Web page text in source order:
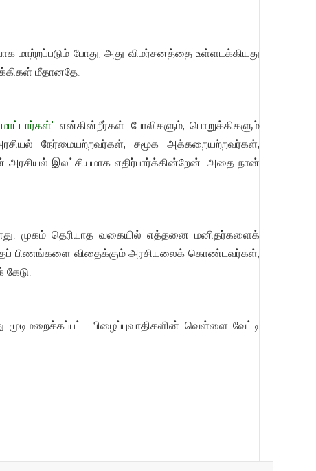
மாற்றப்படும் போது, அது விமர்சனத்தை உள்ளடக்கியது
மீதானதே.
என்கின்றீர்கள். போலிகளும், பொறுக்கிகளும்
நேர்மையற்றவர்கள், சமூக அக்கறையற்றவர்கள்,
இலட்சியமாக எதிர்பார்க்கின்றேன். அதை நான்
முகம் தெரியாத வகையில் எத்தனை மனிதர்களைக்
பிணங்களை விதைக்கும் அரசியலைக் கொண்டவர்கள்,
பிழைப்புவாதிகளின் வெள்ளை வேட்டி